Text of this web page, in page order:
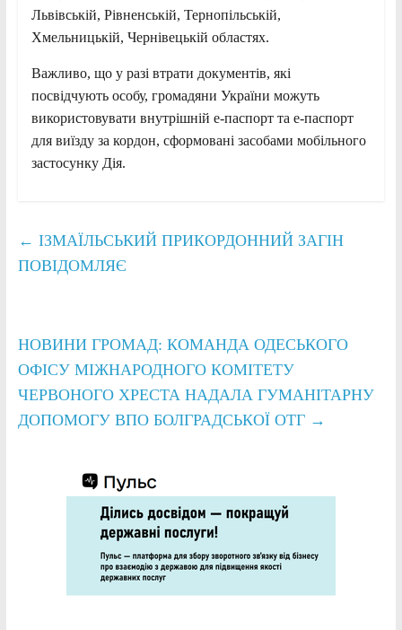
Львівській, Рівненській, Тернопільській,
Хмельницькій, Чернівецькій областях.
Важливо, що у разі втрати документів, які
посвідчують особу, громадяни України можуть
використовувати внутрішній е-паспорт та е-паспорт
для виїзду за кордон, сформовані засобами мобільного
застосунку Дія.
← ІЗМАЇЛЬСЬКИЙ ПРИКОРДОННИЙ ЗАГІН
ПОВІДОМЛЯЄ
НОВИНИ ГРОМАД: КОМАНДА ОДЕСЬКОГО
ОФІСУ МІЖНАРОДНОГО КОМІТЕТУ
ЧЕРВОНОГО ХРЕСТА НАДАЛА ГУМАНІТАРНУ
ДОПОМОГУ ВПО БОЛГРАДСЬКОЇ ОТГ →